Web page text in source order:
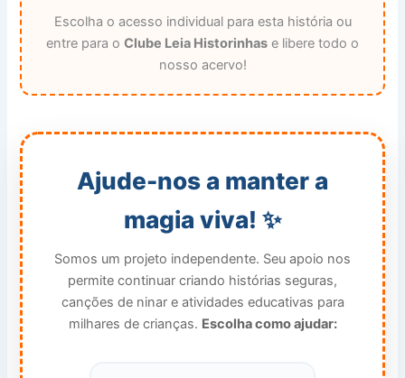
Escolha o acesso individual para esta história ou
entre para o Clube Leia Historinhas e libere todo o
nosso acervo!
Ajude-nos a manter a
magia viva! ✨
Somos um projeto independente. Seu apoio nos
permite continuar criando histórias seguras,
canções de ninar e atividades educativas para
milhares de crianças. Escolha como ajudar: